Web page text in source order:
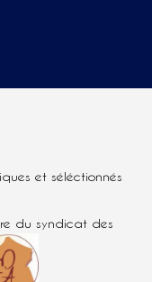
et séléctionnés
du syndicat des